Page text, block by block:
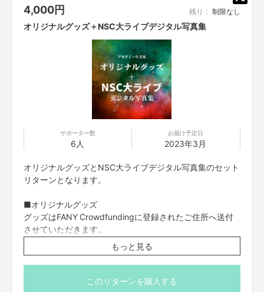
YCA生徒
「芸人さんを支えたい」という自分の夢を叶えるためによしもとクリエイテ
ィブアカデミーに入学し、基礎から実践まで様々なことを学んでいます。
その中でも私の一番心に残った経験は、学園祭です。
昔からお笑いが大好きで劇場に通っていたのですが、この学園祭を通して、
一つのイベントを打つときは、芸人さんはもちろん、作家さんや舞台監督さ
ん・音響さんなど、たくさんの方々が動いていることを知りました。
プロのお仕事を間近で見させていただくことができ、私の夢はより具体的な
この1年で学んだことを十分に活かして芸人さんが実力を発揮できるように
側で支えられるように頑張ります！
※配信ツールはZOOMになります。
※時間は10分間を予定しております。
※配信中の顔出し、声出しは任意です。
※アーカイブはございません。
※必ず本文中の『配信に関するリターンについて』をお読み
※返品・返金は承っておりません。
4,000円 残り： 制限なし
オリジナルグッズ＋NSC大ライブデジタル写真集
サポーター数
6人
お届け予定日
2023年3月
オリジナルグッズとNSC大ライブデジタル写真集のセット
リターンとなります。
■オリジナルグッズ
グッズはFANY Crowdfundingに登録されたご住所へ送付
させていただきます。
制作するグッズは、支援金の合計額によって変化しますの
で、あらかじめご了承ください。
以下が現状のグッズ案になります。 何が完成するか、お楽
もっと見る
このリターンを購入する